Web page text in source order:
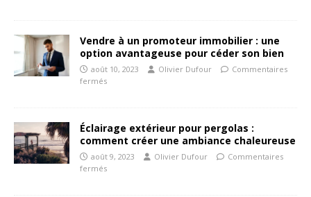
Vendre à un promoteur immobilier : une
option avantageuse pour céder son bien
août 10, 2023 Olivier Dufour
Commentaires
fermés
Éclairage extérieur pour pergolas :
comment créer une ambiance chaleureuse
août 9, 2023 Olivier Dufour
Commentaires
fermés